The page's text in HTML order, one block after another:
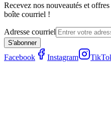
Recevez nos nouveautés et
boîte courriel !
Adresse courriel
S'abonner
Facebook Instagram